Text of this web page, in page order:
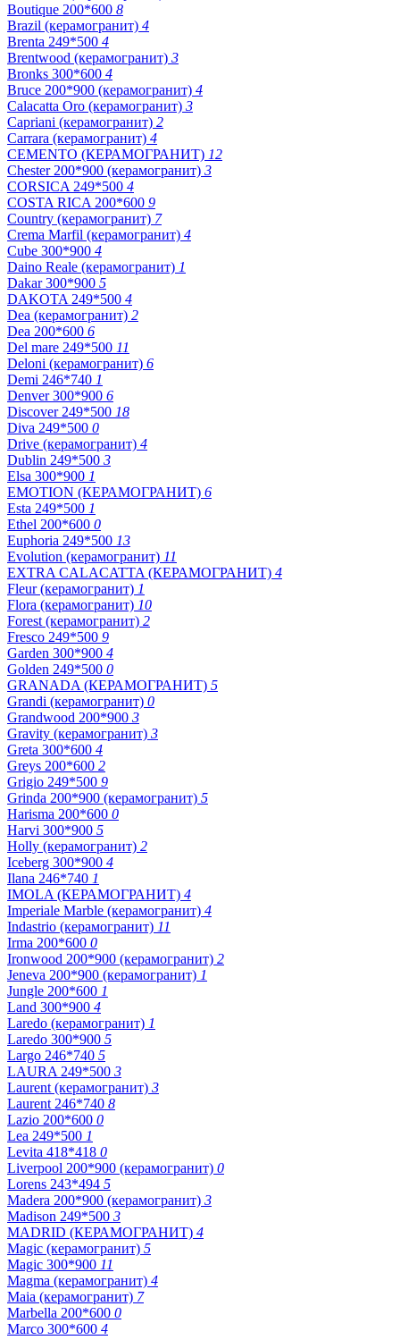
Boutique 200*600 8
Brazil (керамогранит) 4
Brenta 249*500 4
Brentwood (керамогранит) 3
Bronks 300*600 4
Bruce 200*900 (керамогранит) 4
Calacatta Oro (керамогранит) 3
Capriani (керамогранит) 2
Carrara (керамогранит) 4
CEMENTO (КЕРАМОГРАНИТ) 12
Chester 200*900 (керамогранит) 3
CORSICA 249*500 4
COSTA RICA 200*600 9
Country (керамогранит) 7
Crema Marfil (керамогранит) 4
Cube 300*900 4
Daino Reale (керамогранит) 1
Dakar 300*900 5
DAKOTA 249*500 4
Dea (керамогранит) 2
Dea 200*600 6
Del mare 249*500 11
Deloni (керамогранит) 6
Demi 246*740 1
Denver 300*900 6
Discover 249*500 18
Diva 249*500 0
Drive (керамогранит) 4
Dublin 249*500 3
Elsa 300*900 1
EMOTION (КЕРАМОГРАНИТ) 6
Esta 249*500 1
Ethel 200*600 0
Euphoria 249*500 13
Evolution (керамогранит) 11
EXTRA CALACATTA (КЕРАМОГРАНИТ) 4
Fleur (керамогранит) 1
Flora (керамогранит) 10
Forest (керамогранит) 2
Fresco 249*500 9
Garden 300*900 4
Golden 249*500 0
GRANADA (КЕРАМОГРАНИТ) 5
Grandi (керамогранит) 0
Grandwood 200*900 3
Gravity (керамогранит) 3
Greta 300*600 4
Greys 200*600 2
Grigio 249*500 9
Grinda 200*900 (керамогранит) 5
Harisma 200*600 0
Harvi 300*900 5
Holly (керамогранит) 2
Iceberg 300*900 4
Ilana 246*740 1
IMOLA (КЕРАМОГРАНИТ) 4
Imperiale Marble (керамогранит) 4
Indastrio (керамогранит) 11
Irma 200*600 0
Ironwood 200*900 (керамогранит) 2
Jeneva 200*900 (керамогранит) 1
Jungle 200*600 1
Land 300*900 4
Laredo (керамогранит) 1
Laredo 300*900 5
Largo 246*740 5
LAURA 249*500 3
Laurent (керамогранит) 3
Laurent 246*740 8
Lazio 200*600 0
Lea 249*500 1
Levita 418*418 0
Liverpool 200*900 (керамогранит) 0
Lorens 243*494 5
Madera 200*900 (керамогранит) 3
Madison 249*500 3
MADRID (КЕРАМОГРАНИТ) 4
Magic (керамогранит) 5
Magic 300*900 11
Magma (керамогранит) 4
Maia (керамогранит) 7
Marbella 200*600 0
Marco 300*600 4